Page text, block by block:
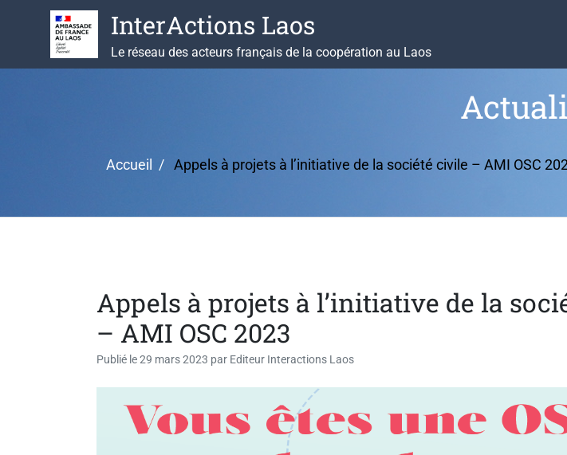
InterActions Laos
Le réseau des acteurs français de la coopération au Laos
Accueil Appels à projets à l’initiative de la société civile – AMI OSC
Appels à projets à l’initiative de la
– AMI OSC 2023
Publié le29 mars 2023 par Editeur Interactions Laos